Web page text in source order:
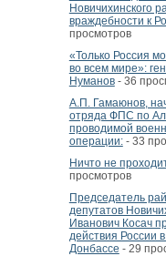
Новичихинского
враждебности к
просмотров
«Только Россия
во всем мире»:
Нуманов- 36
А.П. Гамаюнов,
отряда ФПС по
проводимой
операции:- 33
Ничто не
просмотров
Председатель
депутатов
Иванович Косач
действия России
Донбассе - 29